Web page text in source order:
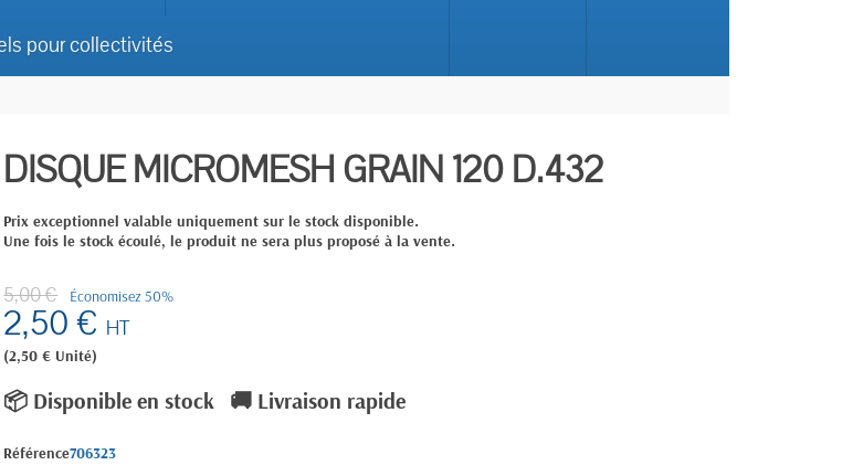
pour collectivités
DISQUE MICROMESH GRAIN 120 D.432
Prix exceptionnel valable uniquement sur le stock disponible.
Une fois le stock écoulé, le produit ne sera plus proposé à la vente.
5,00 € Économisez 50%
2,50 € HT
(2,50 € Unité)
📦 Disponible en stock 🚚 Livraison rapide
Référence706323